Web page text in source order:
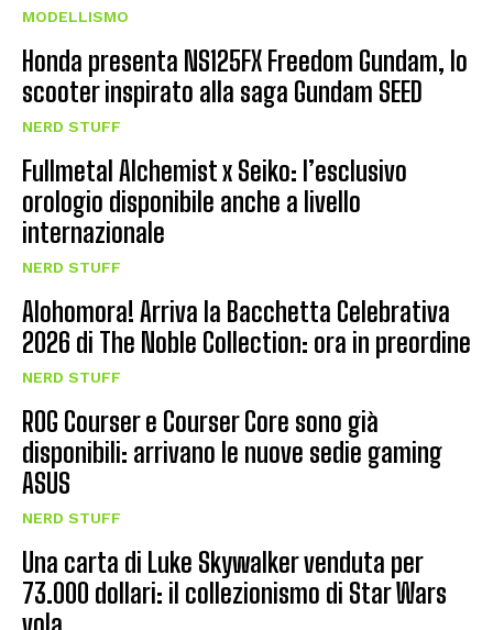
MODELLISMO
Honda presenta NS125FX Freedom Gundam, lo
scooter inspirato alla saga Gundam SEED
NERD STUFF
Fullmetal Alchemist x Seiko: l’esclusivo
orologio disponibile anche a livello
internazionale
NERD STUFF
Alohomora! Arriva la Bacchetta Celebrativa
2026 di The Noble Collection: ora in preordine
NERD STUFF
ROG Courser e Courser Core sono già
disponibili: arrivano le nuove sedie gaming
ASUS
NERD STUFF
Una carta di Luke Skywalker venduta per
73.000 dollari: il collezionismo di Star Wars